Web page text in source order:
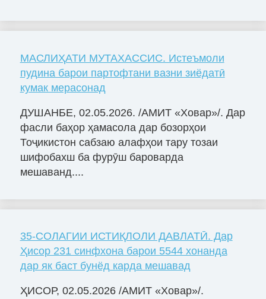
МАСЛИҲАТИ МУТАХАССИС. Истеъмоли
пудина барои партофтани вазни зиёдатӣ
кумак мерасонад
ДУШАНБЕ, 02.05.2026. /АМИТ «Ховар»/. Дар
фасли баҳор ҳамасола дар бозорҳои
Тоҷикистон сабзаю алафҳои тару тозаи
шифобахш ба фурӯш бароварда
мешаванд....
35-СОЛАГИИ ИСТИҚЛОЛИ ДАВЛАТӢ. Дар
Ҳисор 231 синфхона барои 5544 хонанда
дар як баст бунёд карда мешавад
ҲИСОР, 02.05.2026 /АМИТ «Ховар»/.